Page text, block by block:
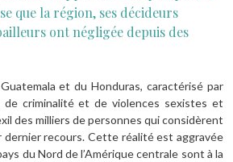
que la région, ses décideurs
ont négligée depuis des
et du Honduras, caractérisé par
de criminalité et de violences sexistes et
des milliers de personnes qui considèrent
dernier recours. Cette réalité est aggravée
du Nord de l’Amérique centrale sont à la